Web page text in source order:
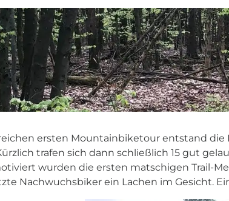
ersten Mountainbiketour entstand
trafen sich dann schließlich 15 gut
wurden die ersten matschigen Trail-
Nachwuchsbiker ein Lachen im Gesicht.